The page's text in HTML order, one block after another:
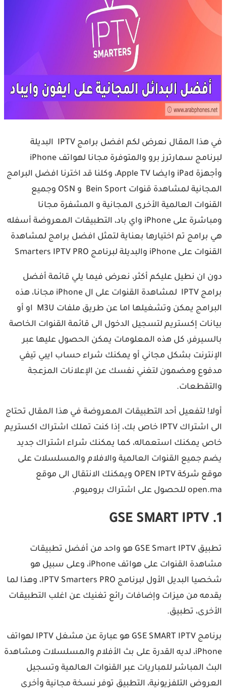
‏في هذا المقال نعرض لكم افضل برامج IPTV البديلة
لبرنامج سمارترز برو ‏والمتوفرة ‏مجانا لهواتف iPhone
وأجهزة iPad وايضا Apple TV، ‏وكلنا قد اخترنا افضل البرامج
المجانية لمشاهدة قنوات Bein Sport و OSN وجميع
‏القنوات العالمية الأخرى المجانية و المشفرة مجانا
ومباشرة على iPhone واي باد، ‏التطبيقات المعروضة أسفله
هي برامج تم اختيارها بعناية لتمثل افضل برامج لمشاهدة
القنوات على iPhone والبديلة لبرنامج Smarters IPTV PRO
دون ان نطيل عليكم أكثر، نعرض ‏فيما يلي قائمة أفضل
برامج IPTV ‏لمشاهدة القنوات على ال iPhone مجانا، ‏هذه
البرامج يمكن وتشغيلها اما عن طريق ملفات M3U او ‏أو
بيانات إكستريم لتسجيل الدخول الى قائمة القنوات الخاصة
بالسيرفر، ‏كل هذه المعلومات يمكن الحصول عليها عبر
الإنترنت بشكل مجاني أو يمكنك شراء حساب ايبي تيفي
مدفوع ومضمون لتغني نفسك عن الإعلانات المزعجة
والتقطعات.
أولا! لتفعيل أحد التطبيقات المعروضة في هذا المقال تحتاج
الى اشتراك IPTV خاص بك، إذا كنت تملك اشتراك اكستريم
خاص يمكنك استعماله، كما يمكنك شراء اشتراك جديد
يضم جميع القنوات العالمية والافلام والمسلسلات على
موقع شركة OPEN IPTV ويمكنك الانتقال الى موقع
open.ma للحصول على اشتراك بروميوم.
1. GSE SMART IPTV
تطبيق GSE Smart IPTV هو ‏واحد من أفضل تطبيقات
مشاهدة القنوات على هواتف iPhone، ‏وعلى سبيل هو
شخصيا البديل الأول لبرنامج IPTV Smarters PRO، ‏وهذا لما
يقدمه من ميزات وإضافات رائع تغنيك عن اغلب التطبيقات
الأخرى، تطبيق.
برنامج GSE SMART IPTV هو عبارة عن مشغل IPTV لهواتف
iPhone، لديه القدرة على بث الأفلام والمسلسلات ومشاهدة
البث المباشر للمباريات عبر القنوات العالمية وتسجيل
العروض التلفزيونية، التطبيق ‏توفر نسخة مجانية وأخرى